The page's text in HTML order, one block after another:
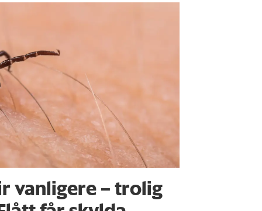
vanligere – trolig